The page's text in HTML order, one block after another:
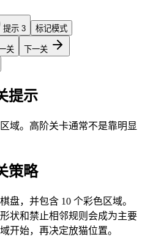
提示 3 标记模式
关
下一关
提示
域。高阶关卡通常不是靠明显
策略
盘，并包含 10 个彩色区域。
状和禁止相邻规则会成为主要
开始，再决定放猫位置。